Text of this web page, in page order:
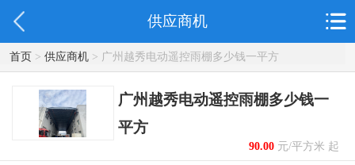
供应商机
首页> 供应商机> 广州越秀电动遥控雨棚多少钱一平方
广州越秀电动遥控雨棚多少钱一
平方
90.00元/平方米 起